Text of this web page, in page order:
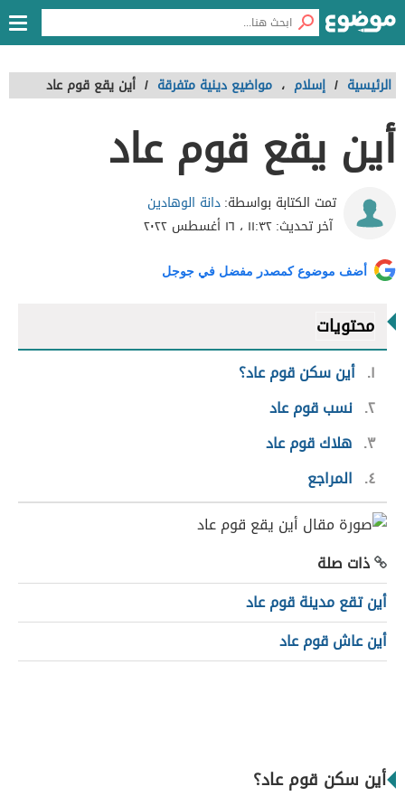
الرئيسية / إسلام ، مواضيع دينية متفرقة / أين يقع قوم عاد
أين يقع قوم عاد
تمت الكتابة بواسطة:دانة الوهادين
آخر تحديث:١١:٣٢ ، ١٦ أغسطس ٢٠٢٢
أضف موضوع كمصدر مفضل في جوجل
محتويات
١ أين سكن قوم عاد؟
٢ نسب قوم عاد
٣ هلاك قوم عاد
٤
المراجع
ذات صلة
أين تقع مدينة قوم عاد
أين عاش قوم عاد
أين سكن قوم عاد؟